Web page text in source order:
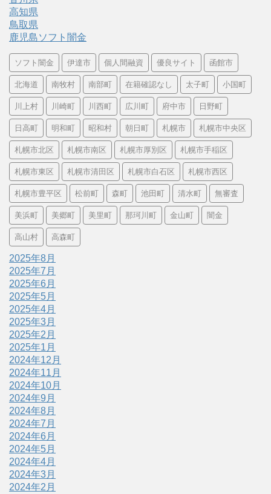
高知県
鳥取県
鹿児島ソフト闇金
ソフト闇金 伊達市 個人間融資 優良サイト 函館市
北海道 南牧村 南部町 在籍確認なし 太子町 小国町
川上村 川崎町 川西町 広川町 府中市 日野町
日高町 明和町 昭和村 朝日町 札幌市 札幌市中央区
札幌市北区 札幌市南区 札幌市厚別区 札幌市手稲区
札幌市東区 札幌市清田区 札幌市白石区 札幌市西区
札幌市豊平区 松前町 森町 池田町 清水町 無審査
美浜町 美郷町 美里町 那珂川町 金山町 闇金
高山村 高森町
2025年8月
2025年7月
2025年6月
2025年5月
2025年4月
2025年3月
2025年2月
2025年1月
2024年12月
2024年11月
2024年10月
2024年9月
2024年8月
2024年7月
2024年6月
2024年5月
2024年4月
2024年3月
2024年2月